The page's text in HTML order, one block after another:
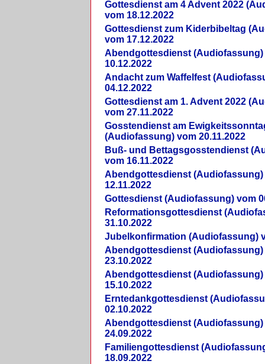
Gottesdienst am 4 Advent 2022
vom 18.12.2022
Gottesdienst zum Kiderbibeltag
vom 17.12.2022
Abendgottesdienst (Audiofassung)
10.12.2022
Andacht zum Waffelfest
04.12.2022
Gottesdienst am 1. Advent 2022
vom 27.11.2022
Gosstendienst am
(Audiofassung) vom 20.11.2022
Buß- und Bettagsgosstendienst
vom 16.11.2022
Abendgottesdienst (Audiofassung)
12.11.2022
Gottesdienst (Audiofassung) vom
Reformationsgottesdienst
31.10.2022
Jubelkonfirmation (Audiofassung)
Abendgottesdienst (Audiofassung)
23.10.2022
Abendgottesdienst (Audiofassung)
15.10.2022
Erntedankgottesdienst
02.10.2022
Abendgottesdienst (Audiofassung)
24.09.2022
Familiengottesdienst
18.09.2022